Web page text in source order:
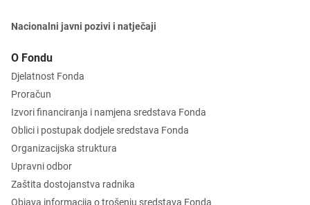
Nacionalni javni pozivi i natječaji
O Fondu
Djelatnost Fonda
Proračun
Izvori financiranja i namjena sredstava Fonda
Oblici i postupak dodjele sredstava Fonda
Organizacijska struktura
Upravni odbor
Zaštita dostojanstva radnika
Objava informacija o trošenju sredstava Fonda